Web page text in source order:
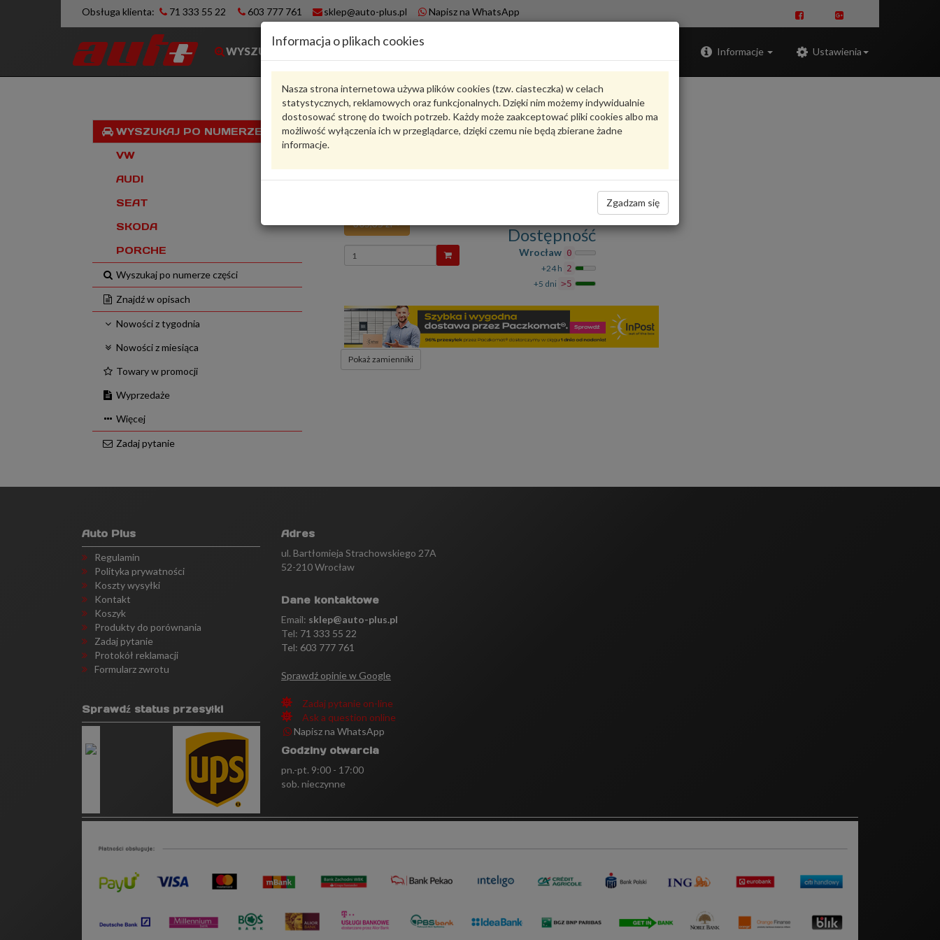
Obsługa klienta: 71 333 55 22 603 777 761 sklep@auto-plus.pl Napisz na WhatsApp
WYSZUKIWARKA Informacje Ustawienia
Informacja o plikach cookies
Nasza strona internetowa używa plików cookies (tzw. ciasteczka) w celach
statystycznych, reklamowych oraz funkcjonalnych. Dzięki nim możemy indywidualnie
dostosować stronę do twoich potrzeb. Każdy może zaakceptować pliki cookies albo ma
możliwość wyłączenia ich w przeglądarce, dzięki czemu nie będą zbierane żadne
informacje.
Zgadzam się
WYSZUKAJ PO NUMERZE VIN
VW
AUDI
SEAT
SKODA
PORCHE
Wyszukaj po numerze części
Znajdź w opisach
Nowości z tygodnia
Nowości z miesiąca
Towary w promocji
Wyprzedaże
Więcej
Zadaj pytanie
Karta produktu
VAG - produkt oryginalny VW AUDI SEAT SKODA
305,35 zł
Wprowadź
ilość
Dostępność
Wrocław 0
+24 h 2
+5 dni >5
Pokaż zamienniki
Auto Plus
Regulamin
Polityka prywatności
Koszty wysyłki
Kontakt
Koszyk
Produkty do porównania
Zadaj pytanie
Protokół reklamacji
Formularz zwrotu
Sprawdź status przesyłki
Adres
ul. Bartłomieja Strachowskiego 27A
52-210 Wrocław
Dane kontaktowe
Email: sklep@auto-plus.pl
Tel: 71 333 55 22
Tel: 603 777 761
Sprawdź opinie w Google
Zadaj pytanie on-line
Ask a question online
Napisz na WhatsApp
Godziny otwarcia
pn.-pt. 9:00 - 17:00
sob. nieczynne